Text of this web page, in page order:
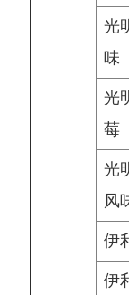
光
味
光
莓
光
风
伊
伊